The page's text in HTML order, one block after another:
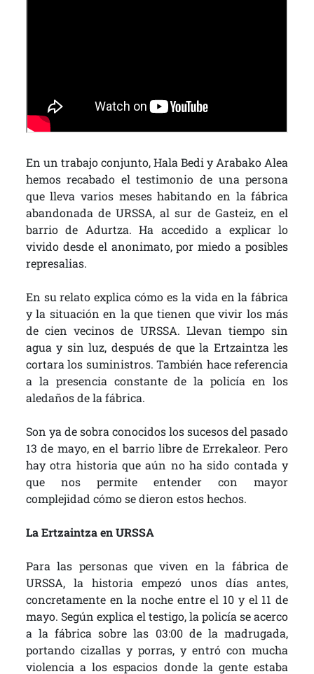
En un trabajo conjunto, Hala Bedi y Arabako Alea
hemos recabado el testimonio de una persona
que lleva varios meses habitando en la fábrica
abandonada de URSSA, al sur de Gasteiz, en el
barrio de Adurtza. Ha accedido a explicar lo
vivido desde el anonimato, por miedo a posibles
represalias.
En su relato explica cómo es la vida en la fábrica
y la situación en la que tienen que vivir los más
de cien vecinos de URSSA. Llevan tiempo sin
agua y sin luz, después de que la Ertzaintza les
cortara los suministros. También hace referencia
a la presencia constante de la policía en los
aledaños de la fábrica.
Son ya de sobra conocidos los sucesos del pasado
13 de mayo, en el barrio libre de Errekaleor. Pero
hay otra historia que aún no ha sido contada y
que nos permite entender con mayor
complejidad cómo se dieron estos hechos.
La Ertzaintza en URSSA
Para las personas que viven en la fábrica de
URSSA, la historia empezó unos días antes,
concretamente en la noche entre el 10 y el 11 de
mayo. Según explica el testigo, la policía se acerco
a la fábrica sobre las 03:00 de la madrugada,
portando cizallas y porras, y entró con mucha
violencia a los espacios donde la gente estaba